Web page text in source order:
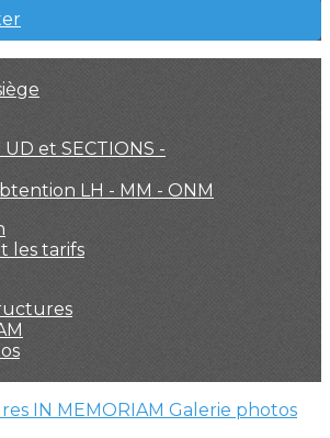
UD et SECTIONS -
LH - MM - ONM
les tarifs
IN MEMORIAM Galerie photos